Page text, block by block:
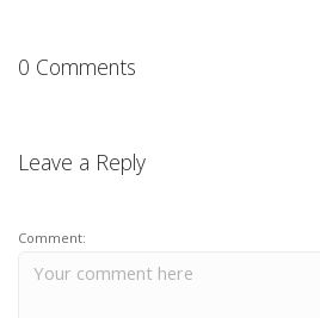
0 Comments
Leave a Reply
Comment: